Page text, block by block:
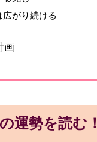
がり続ける
画
運勢を読む！